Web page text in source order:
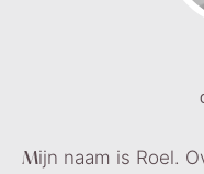
Mijn naam is Roel.